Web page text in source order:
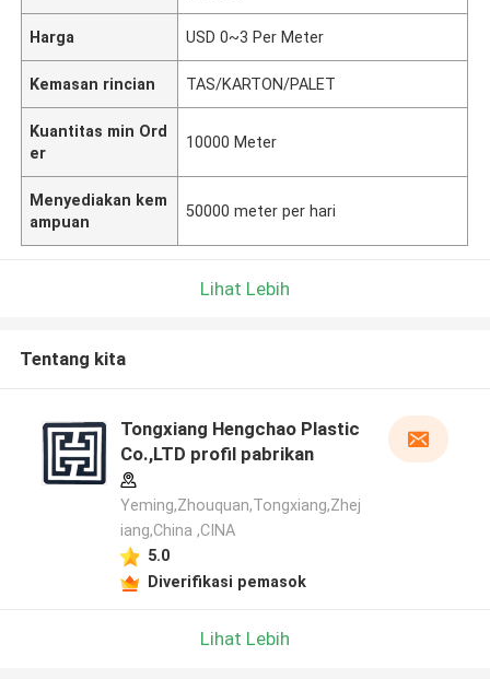
Harga USD 0~3 Per Meter
Kemasan rincian TAS/KARTON/PALET
Kuantitas min Ord
er
10000 Meter
Menyediakan kem
ampuan
50000 meter per hari
Lihat Lebih
Tentang kita
Tongxiang Hengchao Plastic
Co.,LTD profil pabrikan
Yeming,Zhouquan,Tongxiang,Zhej
iang,China ,CINA
5.0
Diverifikasi pemasok
Lihat Lebih